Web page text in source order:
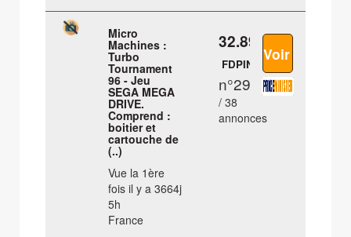
Micro
Machines :
Turbo
Tournament
96 - Jeu
SEGA MEGA
DRIVE.
Comprend :
boitier et
cartouche de
(..)
Vue la 1ère
fois il y a 3664j
5h
France
32.89 €
FDPIN
n°29
/ 38
annonces